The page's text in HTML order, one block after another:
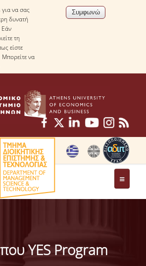
να σας
δυνατή
Εάν
τη
είστε
Μπορείτε να
ΤΟΥ ΤΜΗΜΑΤΟΣ
ΤΟΥ ΤΜΗΜΑΤΟΣ
YES Program